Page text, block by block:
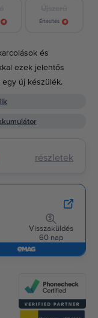
Értesítés
és
ezek jelentős
új készülék.
részletek
Visszaküldés
60 nap